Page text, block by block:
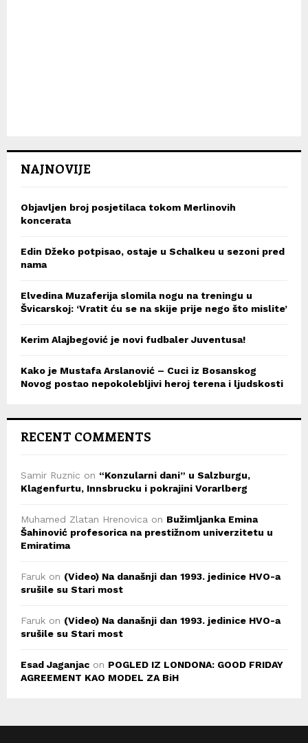
NAJNOVIJE
Objavljen broj posjetilaca tokom Merlinovih
koncerata
Edin Džeko potpisao, ostaje u Schalkeu u sezoni pred
nama
Elvedina Muzaferija slomila nogu na treningu u
Švicarskoj: ‘Vratit ću se na skije prije nego što mislite’
Kerim Alajbegović je novi fudbaler Juventusa!
Kako je Mustafa Arslanović – Cuci iz Bosanskog
Novog postao nepokolebljivi heroj terena i ljudskosti
RECENT COMMENTS
Samir Ruznic on “Konzularni dani” u Salzburgu,
Klagenfurtu, Innsbrucku i pokrajini Vorarlberg
Muhamed Zlatan Hrenovica on Bužimljanka Emina
Šahinović profesorica na prestižnom univerzitetu u
Emiratima
Faruk on (Video) Na današnji dan 1993. jedinice HVO-a
srušile su Stari most
Faruk on (Video) Na današnji dan 1993. jedinice HVO-a
srušile su Stari most
Esad Jaganjac on POGLED IZ LONDONA: GOOD FRIDAY
AGREEMENT KAO MODEL ZA BiH